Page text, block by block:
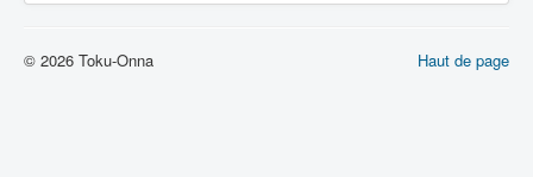
Épisodes
Haut de page
© 2026 Toku-Onna